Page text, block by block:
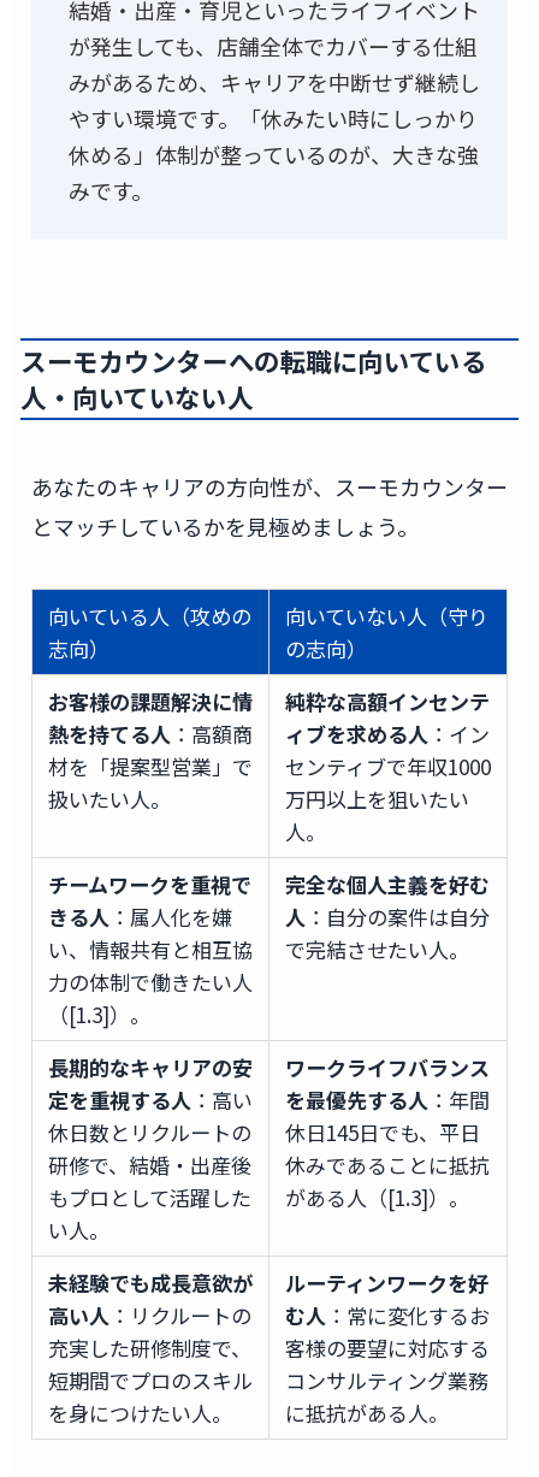
結婚・出産・育児といったライフイベント
が発生しても、店舗全体でカバーする仕組
みがあるため、キャリアを中断せず継続し
やすい環境です。「休みたい時にしっかり
休める」体制が整っているのが、大きな強
みです。
スーモカウンターへの転職に向いている
人・向いていない人
あなたのキャリアの方向性が、スーモカウンター
とマッチしているかを見極めましょう。
向いている人（攻めの
志向）
向いていない人（守り
の志向）
お客様の課題解決に情
熱を持てる人：高額商
材を「提案型営業」で
扱いたい人。
純粋な高額インセンテ
ィブを求める人：イン
センティブで年収1000
万円以上を狙いたい
人。
チームワークを重視で
きる人：属人化を嫌
い、情報共有と相互協
力の体制で働きたい人
（[1.3]）。
完全な個人主義を好む
人：自分の案件は自分
で完結させたい人。
長期的なキャリアの安
定を重視する人：高い
休日数とリクルートの
研修で、結婚・出産後
もプロとして活躍した
い人。
ワークライフバランス
を最優先する人：年間
休日145日でも、平日
休みであることに抵抗
がある人（[1.3]）。
未経験でも成長意欲が
高い人：リクルートの
充実した研修制度で、
短期間でプロのスキル
を身につけたい人。
ルーティンワークを好
む人：常に変化するお
客様の要望に対応する
コンサルティング業務
に抵抗がある人。